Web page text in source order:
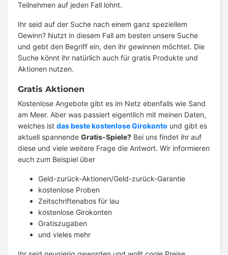
Teilnehmen auf jeden Fall lohnt.
Ihr seid auf der Suche nach einem ganz speziellem
Gewinn? Nutzt in diesem Fall am besten unsere Suche
und gebt den Begriff ein, den ihr gewinnen möchtet. Die
Suche könnt ihr natürlich auch für gratis Produkte und
Aktionen nutzen.
Gratis Aktionen
Kostenlose Angebote gibt es im Netz ebenfalls wie Sand
am Meer. Aber was passiert eigentlich mit meinen Daten,
welches ist das beste kostenlose Girokonto und gibt es
aktuell spannende Gratis-Spiele? Bei uns findet ihr auf
diese und viele weitere Frage die Antwort. Wir informieren
euch zum Beispiel über
Geld-zurück-Aktionen/Geld-zurück-Garantie
kostenlose Proben
Zeitschriftenabos für lau
kostenlose Girokonten
Gratiszugaben
und vieles mehr